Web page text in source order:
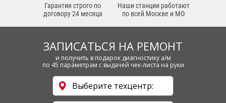
Гарантия строго по
договору 24 месяца
Наши станции работают
по всей Москве и МО
ЗАПИСАТЬСЯ НА РЕМОНТ
и получить в подарок диагностику а/м
по 45 параметрам с выдачей чек-листа на руки